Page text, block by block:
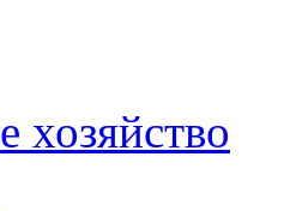
хозяйство